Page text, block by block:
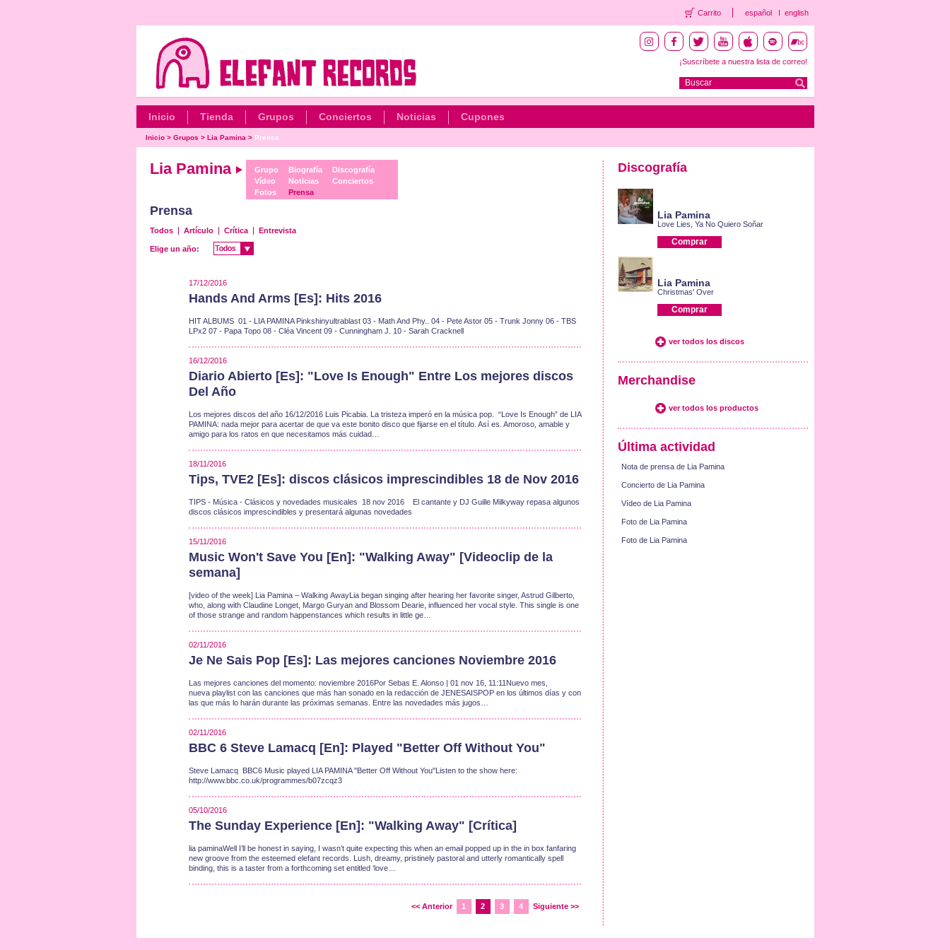
Carrito español english
¡Suscríbete a nuestra lista de correo!
Inicio Tienda Grupos Conciertos Noticias Cupones
Inicio> Grupos > Lia Pamina > Prensa
Lia Pamina
Grupo
Vídeo
Fotos
Biografía
Noticias
Prensa
Discografía
Conciertos
Prensa
Todos Artículo Crítica Entrevista
Elige un año: Todos
Todos
17/12/2016
Hands And Arms [Es]: Hits 2016
HIT ALBUMS 01 - LIA PAMINA Pinkshinyultrablast 03 - Math And Phy.. 04 - Pete Astor 05 - Trunk Jonny 06 - TBS
LPx2 07 - Papa Topo 08 - Cléa Vincent 09 - Cunningham J. 10 - Sarah Cracknell
16/12/2016
Diario Abierto [Es]: "Love Is Enough" Entre Los mejores discos
Del Año
Los mejores discos del año 16/12/2016 Luis Picabia. La tristeza imperó en la música pop. “Love Is Enough” de LIA
PAMINA: nada mejor para acertar de que va este bonito disco que fijarse en el título. Así es. Amoroso, amable y
amigo para los ratos en que necesitamos más cuidad…
18/11/2016
Tips, TVE2 [Es]: discos clásicos imprescindibles 18 de Nov 2016
TIPS - Música - Clásicos y novedades musicales 18 nov 2016 ‪El cantante y DJ Guille Milkyway repasa algunos
discos clásicos imprescindibles y presentará algunas novedades‬
15/11/2016
Music Won't Save You [En]: "Walking Away" [Videoclip de la
semana]
[video of the week] Lia Pamina – Walking AwayLia began singing after hearing her favorite singer, Astrud Gilberto,
who, along with Claudine Longet, Margo Guryan and Blossom Dearie, influenced her vocal style. This single is one
of those strange and random happenstances which results in little ge…
02/11/2016
Je Ne Sais Pop [Es]: Las mejores canciones Noviembre 2016
Las mejores canciones del momento: noviembre 2016Por Sebas E. Alonso | 01 nov 16, 11:11Nuevo mes,
nueva playlist con las canciones que más han sonado en la redacción de JENESAISPOP en los últimos días y con
las que más lo harán durante las próximas semanas. Entre las novedades más jugos…
02/11/2016
BBC 6 Steve Lamacq [En]: Played "Better Off Without You"
Steve Lamacq BBC6 Music played LIA PAMINA "Better Off Without You"Listen to the show here:
http://www.bbc.co.uk/programmes/b07zcqz3
05/10/2016
The Sunday Experience [En]: "Walking Away" [Crítica]
lia paminaWell I’ll be honest in saying, I wasn’t quite expecting this when an email popped up in the in box fanfaring
new groove from the esteemed elefant records. Lush, dreamy, pristinely pastoral and utterly romantically spell
binding, this is a taster from a forthcoming set entitled ‘love…
<< Anterior 1 2 3 4 Siguiente >>
Discografía
Lia Pamina
Love Lies, Ya No Quiero Soñar
Comprar
Lia Pamina
Christmas' Over
Comprar
ver todos los discos
Merchandise
ver todos los productos
Última actividad
Nota de prensa de Lia Pamina
Concierto de Lia Pamina
Vídeo de Lia Pamina
Foto de Lia Pamina
Foto de Lia Pamina